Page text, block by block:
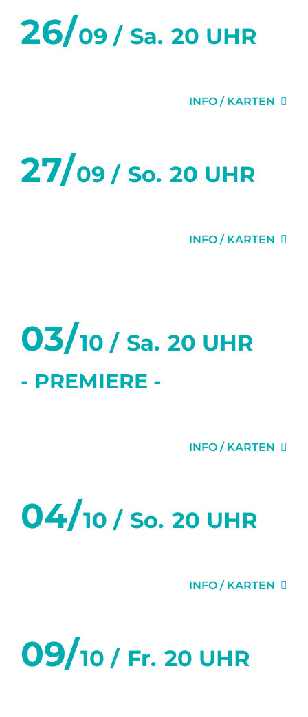
26/09 / Sa. 20 UHR
INFO / KARTEN
27/09 / So. 20 UHR
INFO / KARTEN
03/10 / Sa. 20 UHR
- PREMIERE -
INFO / KARTEN
04/10 / So. 20 UHR
INFO / KARTEN
09/10 / Fr. 20 UHR